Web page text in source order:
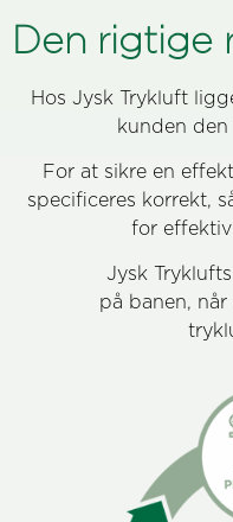
Den rigtige
Hos Jysk Trykluft
kunden
For at sikre en
specificeres korrekt,
for
Jysk
på banen,